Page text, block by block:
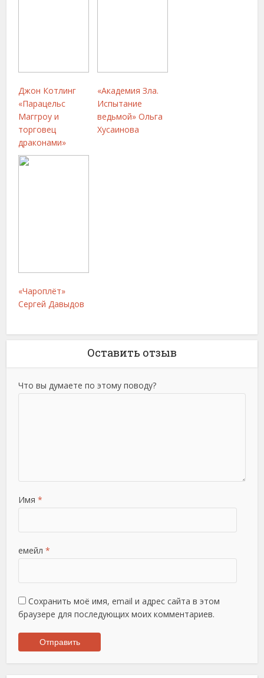
Джон Котлинг
«Парацельс
Маггроу и
торговец
драконами»
«Академия Зла.
Испытание
ведьмой» Ольга
Хусаинова
«Чароплёт»
Сергей Давыдов
Оставить отзыв
Что вы думаете по этому поводу?
Имя *
емейл *
Сохранить моё имя, email и адрес сайта в этом
браузере для последующих моих комментариев.